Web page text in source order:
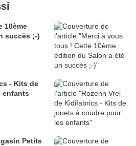
10ème
succès ;-)
- Kits de
enfants
Petits